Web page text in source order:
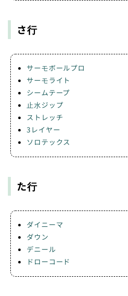
さ行
サーモボールプロ
サーモライト
シームテープ
止水ジップ
ストレッチ
3レイヤー
ソロテックス
た行
ダイニーマ
ダウン
デニール
ドローコード